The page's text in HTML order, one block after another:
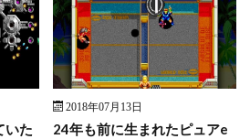
いた
2018年07月13日
24年も前に生まれたピュアe